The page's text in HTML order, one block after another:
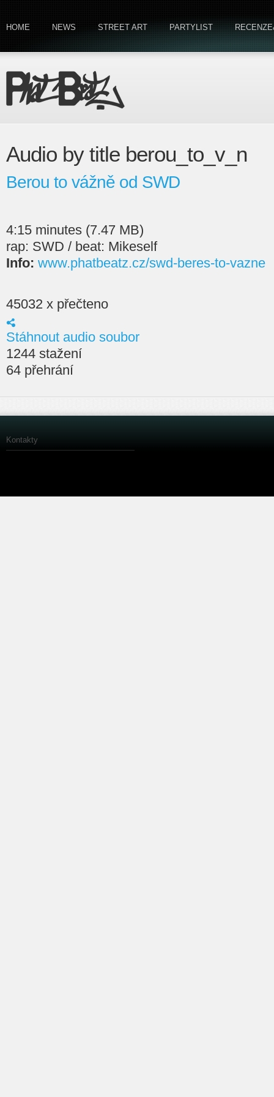
HOME NEWS STREET ART PARTYLIST
Audio by title berou_to_v_n
Berou to vážně od SWD
4:15 minutes (7.47 MB)
rap: SWD / beat: Mikeself
Info: www.phatbeatz.cz/swd-beres-to-vazne
45032 x přečteno
Stáhnout audio soubor
1244 stažení
64 přehrání
Kontakty